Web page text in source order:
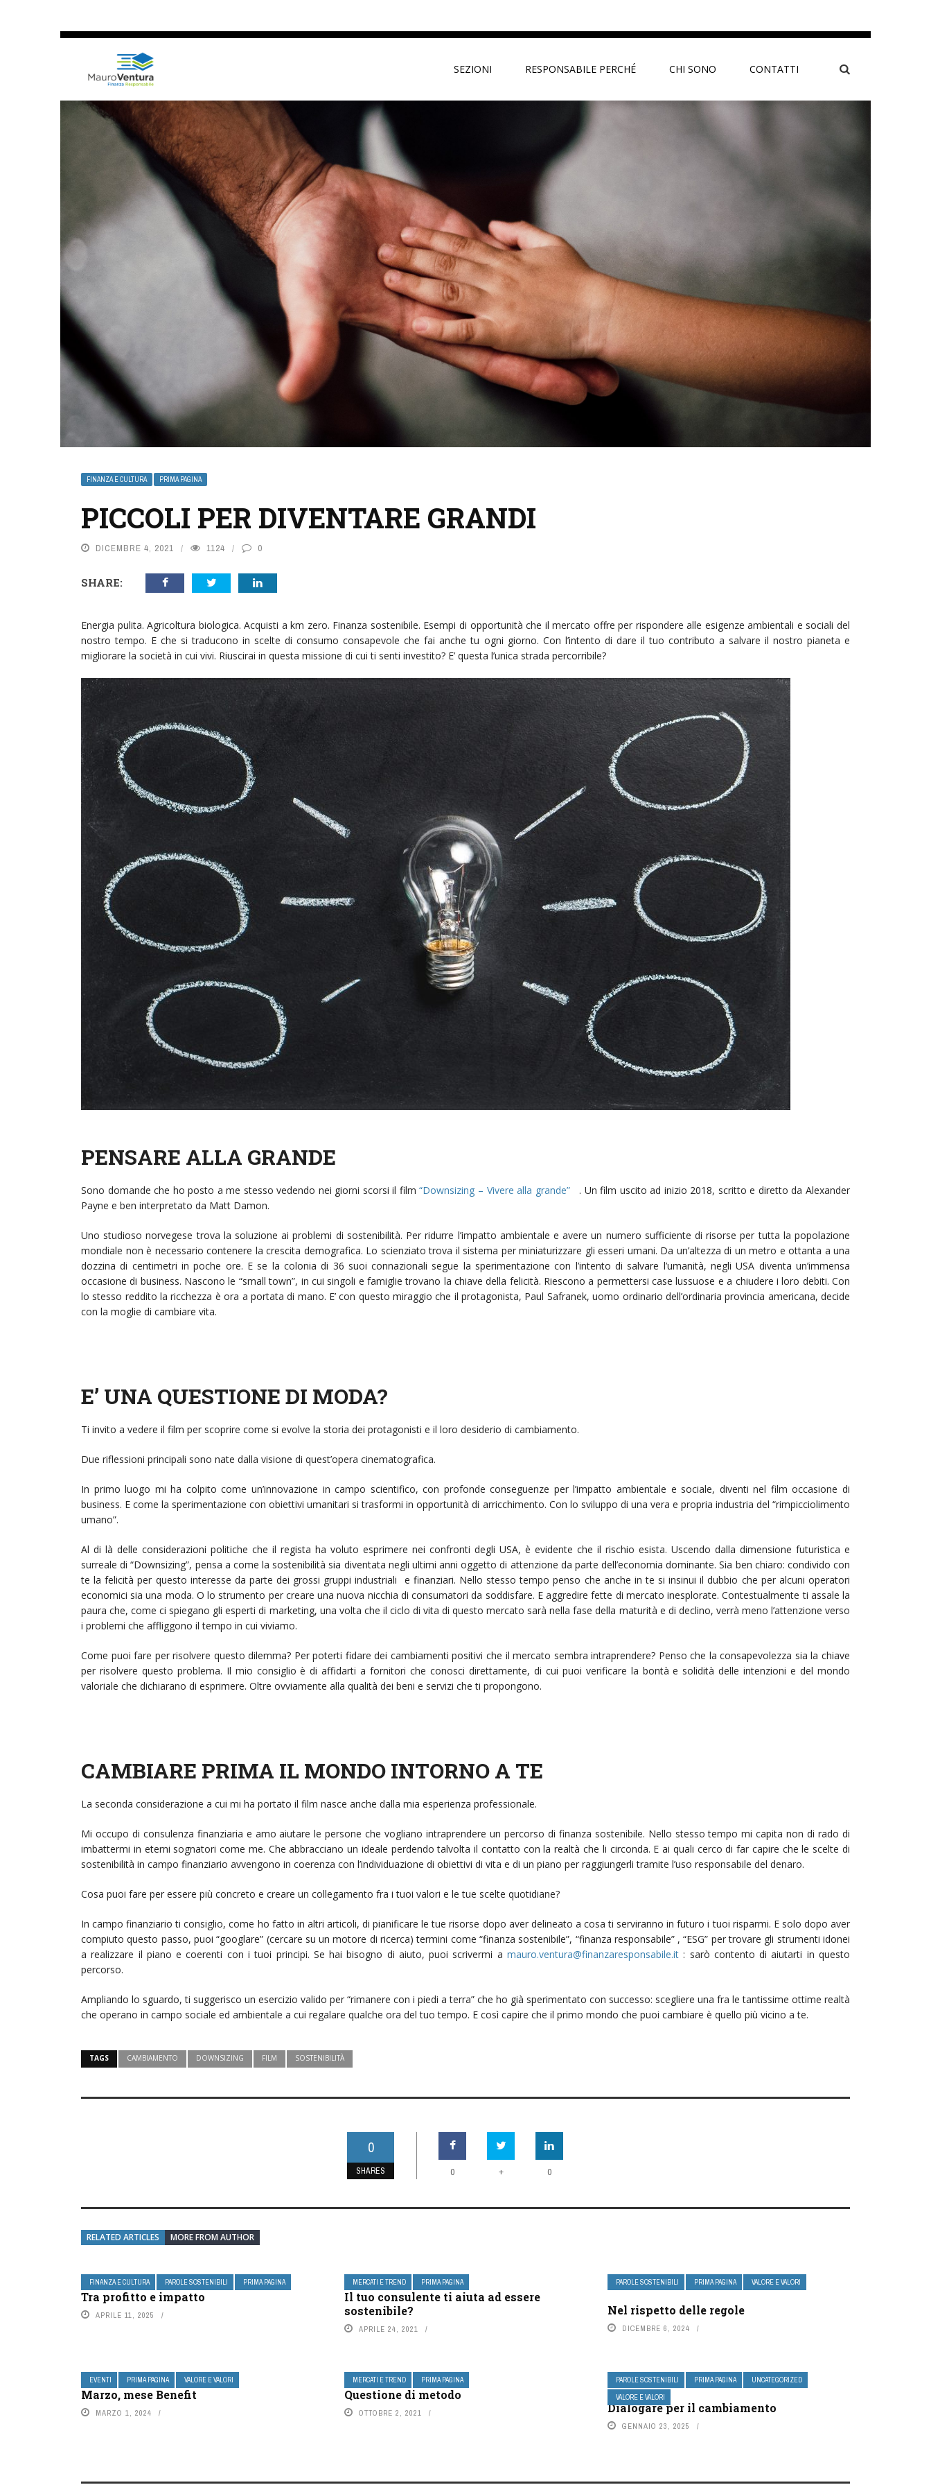
SEZIONI RESPONSABILE PERCHÉ CHI SONO CONTATTI
FINANZA E CULTURA PRIMA PAGINA
PICCOLI PER DIVENTARE GRANDI
DICEMBRE 4, 2021 1124 0
SHARE:
Energia pulita. Agricoltura biologica. Acquisti a km zero. Finanza sostenibile. Esempi di opportunità che il mercato offre per rispondere alle esigenze ambientali e sociali del
nostro tempo. E che si traducono in scelte di consumo consapevole che fai anche tu ogni giorno. Con l’intento di dare il tuo contributo a salvare il nostro pianeta e
migliorare la società in cui vivi. Riuscirai in questa missione di cui ti senti investito? E’ questa l’unica strada percorribile?
PENSARE ALLA GRANDE
Sono domande che ho posto a me stesso vedendo nei giorni scorsi il film“Downsizing – Vivere alla grande”
. Un film uscito ad inizio 2018, scritto e diretto da Alexander
Payne e ben interpretato da Matt Damon.
Uno studioso norvegese trova la soluzione ai problemi di sostenibilità. Per ridurre l’impatto ambientale e avere un numero sufficiente di risorse per tutta la popolazione
mondiale non è necessario contenere la crescita demografica. Lo scienziato trova il sistema per miniaturizzare gli esseri umani. Da un’altezza di un metro e ottanta a una
dozzina di centimetri in poche ore. E se la colonia di 36 suoi connazionali segue la sperimentazione con l’intento di salvare l’umanità, negli USA diventa un’immensa
occasione di business. Nascono le “small town”, in cui singoli e famiglie trovano la chiave della felicità. Riescono a permettersi case lussuose e a chiudere i loro debiti. Con
lo stesso reddito la ricchezza è ora a portata di mano. E’ con questo miraggio che il protagonista, Paul Safranek, uomo ordinario dell’ordinaria provincia americana, decide
con la moglie di cambiare vita.
E’ UNA QUESTIONE DI MODA?
Ti invito a vedere il film per scoprire come si evolve la storia dei protagonisti e il loro desiderio di cambiamento.
Due riflessioni principali sono nate dalla visione di quest’opera cinematografica.
In primo luogo mi ha colpito come un’innovazione in campo scientifico, con profonde conseguenze per l’impatto ambientale e sociale, diventi nel film occasione di
business. E come la sperimentazione con obiettivi umanitari si trasformi in opportunità di arricchimento. Con lo sviluppo di una vera e propria industria del “rimpicciolimento
umano”.
Al di là delle considerazioni politiche che il regista ha voluto esprimere nei confronti degli USA, è evidente che il rischio esista. Uscendo dalla dimensione futuristica e
surreale di “Downsizing”, pensa a come la sostenibilità sia diventata negli ultimi anni oggetto di attenzione da parte dell’economia dominante. Sia ben chiaro: condivido con
te la felicità per questo interesse da parte dei grossi gruppi industriali e finanziari. Nello stesso tempo penso che anche in te si insinui il dubbio che per alcuni operatori
economici sia una moda. O lo strumento per creare una nuova nicchia di consumatori da soddisfare. E aggredire fette di mercato inesplorate. Contestualmente ti assale la
paura che, come ci spiegano gli esperti di marketing, una volta che il ciclo di vita di questo mercato sarà nella fase della maturità e di declino, verrà meno l’attenzione verso
i problemi che affliggono il tempo in cui viviamo.
Come puoi fare per risolvere questo dilemma? Per poterti fidare dei cambiamenti positivi che il mercato sembra intraprendere? Penso che la consapevolezza sia la chiave
per risolvere questo problema. Il mio consiglio è di affidarti a fornitori che conosci direttamente, di cui puoi verificare la bontà e solidità delle intenzioni e del mondo
valoriale che dichiarano di esprimere. Oltre ovviamente alla qualità dei beni e servizi che ti propongono.
CAMBIARE PRIMA IL MONDO INTORNO A TE
La seconda considerazione a cui mi ha portato il film nasce anche dalla mia esperienza professionale.
Mi occupo di consulenza finanziaria e amo aiutare le persone che vogliano intraprendere un percorso di finanza sostenibile. Nello stesso tempo mi capita non di rado di
imbattermi in eterni sognatori come me. Che abbracciano un ideale perdendo talvolta il contatto con la realtà che li circonda. E ai quali cerco di far capire che le scelte di
sostenibilità in campo finanziario avvengono in coerenza con l’individuazione di obiettivi di vita e di un piano per raggiungerli tramite l’uso responsabile del denaro.
Cosa puoi fare per essere più concreto e creare un collegamento fra i tuoi valori e le tue scelte quotidiane?
In campo finanziario ti consiglio, come ho fatto in altri articoli, di pianificare le tue risorse dopo aver delineato a cosa ti serviranno in futuro i tuoi risparmi. E solo dopo aver
compiuto questo passo, puoi “googlare” (cercare su un motore di ricerca) termini come “finanza sostenibile”, “finanza responsabile” , “ESG” per trovare gli strumenti idonei
a realizzare il piano e coerenti con i tuoi principi. Se hai bisogno di aiuto, puoi scrivermi amauro.ventura@finanzaresponsabile.it : sarò contento di aiutarti in questo
percorso.
Ampliando lo sguardo, ti suggerisco un esercizio valido per “rimanere con i piedi a terra” che ho già sperimentato con successo: scegliere una fra le tantissime ottime realtà
che operano in campo sociale ed ambientale a cui regalare qualche ora del tuo tempo. E così capire che il primo mondo che puoi cambiare è quello più vicino a te.
TAGS CAMBIAMENTO DOWNSIZING FILM SOSTENIBILITÀ
0
SHARES 0 + 0
RELATED ARTICLES MORE FROM AUTHOR
FINANZA E CULTURA PAROLE SOSTENIBILI PRIMA PAGINA
Tra profitto e impatto
APRILE 11, 2025
MERCATI E TREND PRIMA PAGINA
Il tuo consulente ti aiuta ad essere
sostenibile?
APRILE 24, 2021
PAROLE SOSTENIBILI PRIMA PAGINA VALORE E VALORI
Nel rispetto delle regole
DICEMBRE 6, 2024
EVENTI PRIMA PAGINA VALORE E VALORI
Marzo, mese Benefit
MARZO 1, 2024
MERCATI E TREND PRIMA PAGINA
Questione di metodo
OTTOBRE 2, 2021
PAROLE SOSTENIBILI PRIMA PAGINA
UNCATEGORIZED
VALORE E VALORI
Dialogare per il cambiamento
GENNAIO 23, 2025